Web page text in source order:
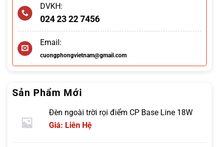
DVKH:
024 23 22 7456
Email:
cuongphongvietnam@gmail.com
Sản Phẩm Mới
Đèn ngoài trời rọi điểm CP Base Line 18W
Giá: Liên Hệ